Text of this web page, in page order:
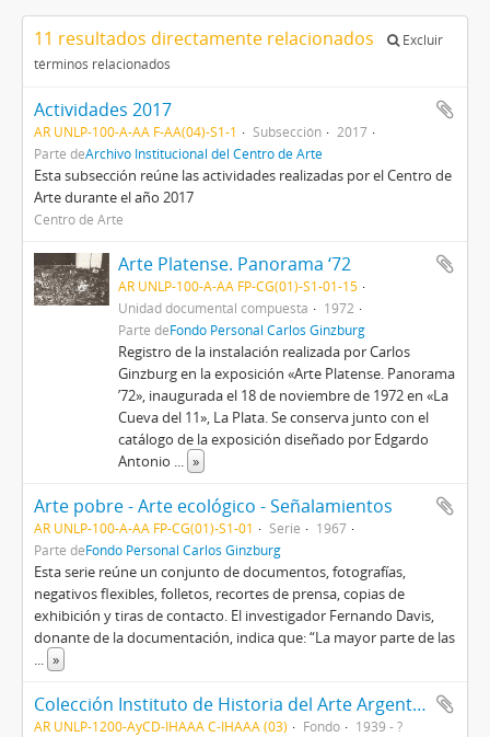
11 resultados directamente relacionados
Excluir
términos relacionados
Actividades 2017
AR UNLP-100-A-AA F-AA(04)-S1-1 Subsección
2017
Parte deArchivo Institucional del Centro de Arte
Esta subsección reúne las actividades realizadas por el Centro de
Arte durante el año 2017
Centro de Arte
Arte Platense. Panorama ‘72
AR UNLP-100-A-AA FP-CG(01)-S1-01-15
Unidad documental compuesta
1972
Parte deFondo Personal Carlos Ginzburg
Registro de la instalación realizada por Carlos
Ginzburg en la exposición «Arte Platense. Panorama
’72», inaugurada el 18 de noviembre de 1972 en «La
Cueva del 11», La Plata. Se conserva junto con el
catálogo de la exposición diseñado por Edgardo
Antonio ... »
Arte pobre - Arte ecológico - Señalamientos
AR UNLP-100-A-AA FP-CG(01)-S1-01 Serie
1967
Parte deFondo Personal Carlos Ginzburg
Esta serie reúne un conjunto de documentos, fotografías,
negativos flexibles, folletos, recortes de prensa, copias de
exhibición y tiras de contacto. El investigador Fernando Davis,
donante de la documentación, indica que: “La mayor parte de las
... »
Colección Instituto de Historia del Arte Argentino y Americano
AR UNLP-1200-AyCD-IHAAA C-IHAAA (03) Fondo 1939 - ?